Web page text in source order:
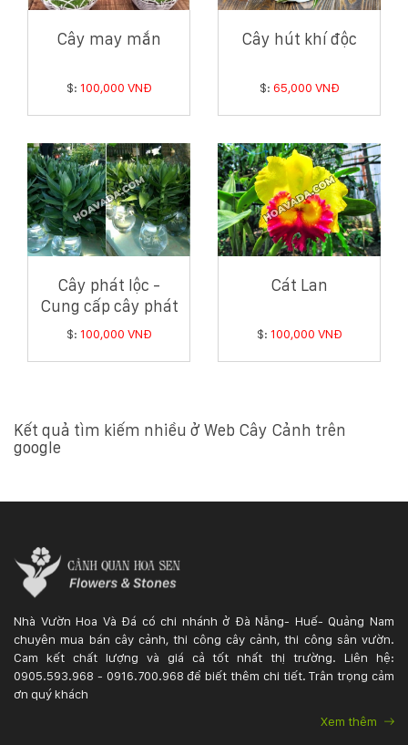
Cây may mắn
$: 100,000 VNĐ
Cây hút khí độc
$: 65,000 VNĐ
Cây phát lộc -
Cung cấp cây phát
lộc
$: 100,000 VNĐ
Cát Lan
$: 100,000 VNĐ
Kết quả tìm kiếm nhiều ở Web Cây Cảnh trên
google
Nhà Vườn Hoa Và Đá có chi nhánh ở Đà Nẵng- Huế- Quảng Nam
chuyên mua bán cây cảnh, thi công cây cảnh, thi công sân vườn.
Cam kết chất lượng và giá cả tốt nhất thị trường. Liên hệ:
0905.593.968 - 0916.700.968 để biết thêm chi tiết. Trân trọng cảm
ơn quý khách
Xem thêm